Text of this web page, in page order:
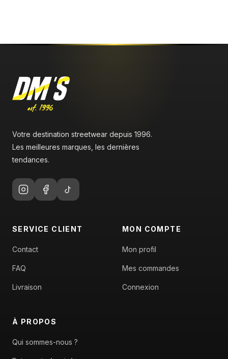
Votre destination streetwear depuis 1996.
Les meilleures marques, les dernières
tendances.
SERVICE CLIENT
Contact
FAQ
Livraison
MON COMPTE
Mon profil
Mes commandes
Connexion
À PROPOS
Qui sommes-nous ?